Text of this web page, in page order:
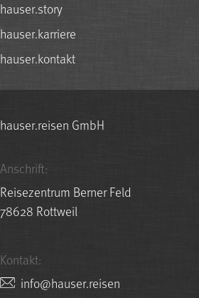
hauser.story
hauser.karriere
hauser.kontakt
hauser.reisen GmbH
Anschrift:
Reisezentrum Berner Feld
78628 Rottweil
Kontakt:
nesier.resuah@ofni